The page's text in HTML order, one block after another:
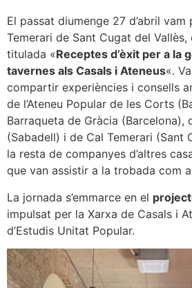
El passat diumenge 27 d’abril
Temerari de Sant Cugat del Vallès,
titulada «Receptes d’èxit per a la
tavernes als Casals i Ateneus«.
compartir experiències i consells
de l’Ateneu Popular de les Corts
Barraqueta de Gràcia (Barcelona),
(Sabadell) i de Cal Temerari (Sant
la resta de companyes d’altres
que van assistir a la trobada com
La jornada s’emmarce en el
impulsat per la Xarxa de Casals i
d’Estudis Unitat Popular.